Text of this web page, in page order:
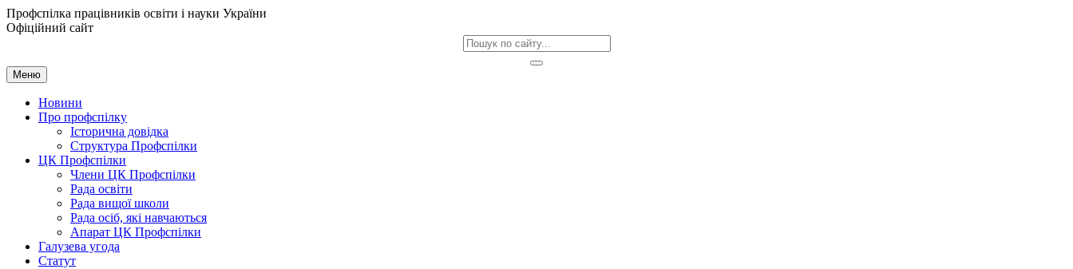
Профспілка працівників освіти і науки України
Офіційний сайт
Меню
Новини
Про профспілку
Історична довідка
Структура Профспілки
ЦК Профспілки
Члени ЦК Профспілки
Рада освіти
Рада вищої школи
Рада осіб, які навчаються
Апарат ЦК Профспілки
Галузева угода
Статут